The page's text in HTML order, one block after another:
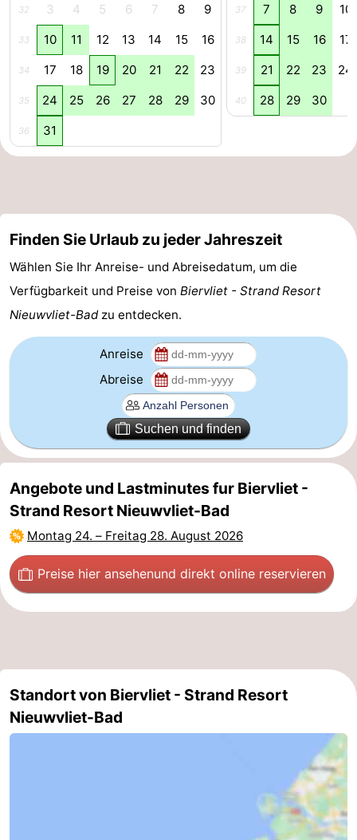
32 3 4 5 6 7 8 9
33 10 11 12 13 14 15 16
34 17 18 19 20 21 22 23
35 24 25 26 27 28 29 30
36 31
37 7 8 9 10
38 14 15 16 17
39 21 22 23 24
40 28 29 30
Finden Sie Urlaub zu jeder Jahreszeit
Wählen Sie Ihr Anreise- und Abreisedatum, um die
Verfügbarkeit und Preise von Biervliet - Strand Resort
Nieuwvliet-Badzu entdecken.
Anreise
Abreise
Suchen und finden
Angebote und Lastminutes fur Biervliet -
Strand Resort Nieuwvliet-Bad
Montag 24. – Freitag 28. August 2026
Preise hier ansehenund direkt online reservieren
Standort von Biervliet - Strand Resort
Nieuwvliet-Bad